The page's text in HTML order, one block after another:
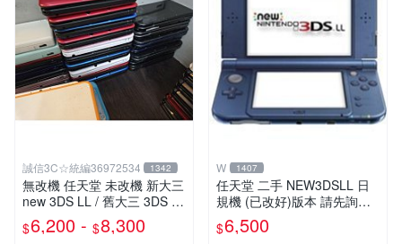
誠信3C☆統編36972534 1342
無改機 任天堂 未改機 新大三
new 3DS LL / 舊大三 3DS LL
/ 二手功能正常 原廠主機 含
充電器
$6,200 - $8,300
W 1407
任天堂 二手 NEW3DSLL 日
規機 (已改好)版本 請先詢問
現貨勿直接下標
$6,500